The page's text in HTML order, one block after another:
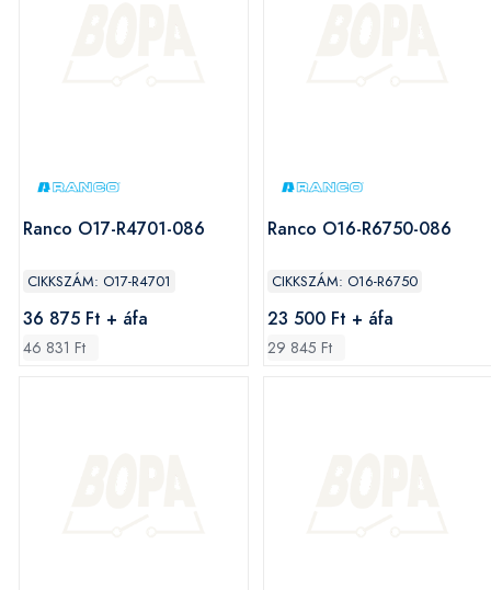
Ranco O17-R4701-086
CIKKSZÁM: O17-R4701
36 875 Ft + áfa
46 831 Ft
Ranco O16-R6750-086
CIKKSZÁM: O16-R6750
23 500 Ft + áfa
29 845 Ft